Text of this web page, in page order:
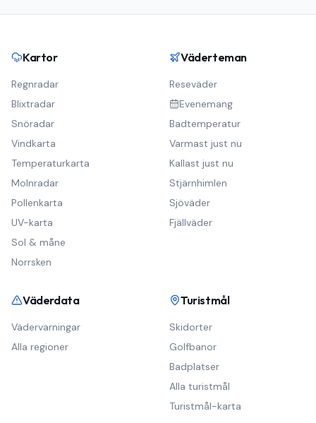
Kartor
Regnradar
Blixtradar
Snöradar
Vindkarta
Temperaturkarta
Molnradar
Pollenkarta
UV-karta
Sol & måne
Norrsken
Väderteman
Reseväder
Evenemang
Badtemperatur
Varmast just nu
Kallast just nu
Stjärnhimlen
Sjöväder
Fjällväder
Väderdata
Vädervarningar
Alla regioner
Turistmål
Skidorter
Golfbanor
Badplatser
Alla turistmål
Turistmål-karta